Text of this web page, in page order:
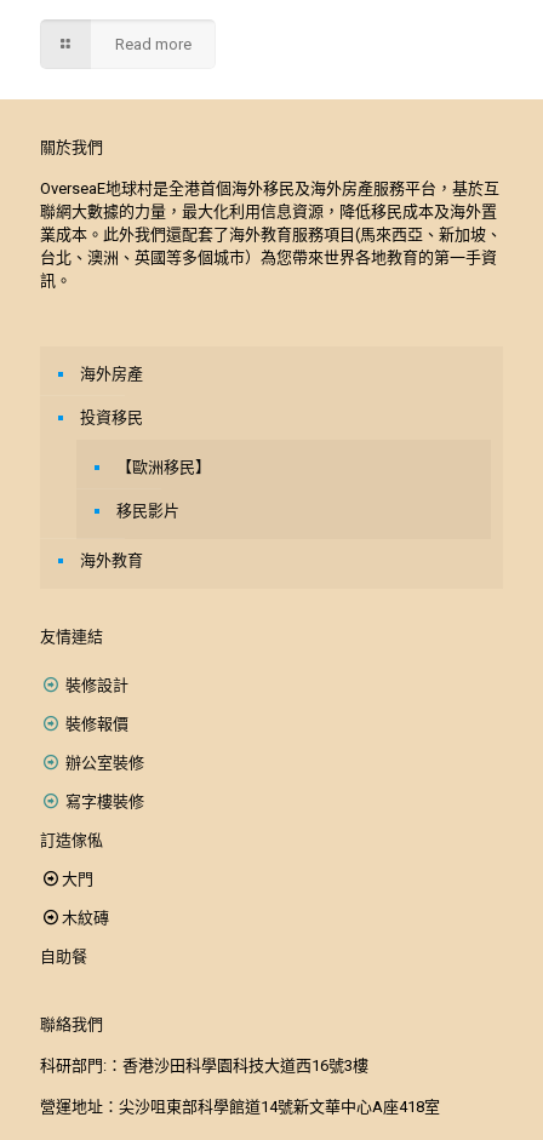
Read more
關於我們
OverseaE地球村是全港首個海外移民及海外房產服務平台，基於互
聯網大數據的力量，最大化利用信息資源，降低移民成本及海外置
業成本。此外我們還配套了海外教育服務項目(馬來西亞、新加坡、
台北、澳洲、英國等多個城市）為您帶來世界各地教育的第一手資
訊。
海外房產
投資移民
【歐洲移民】
移民影片
海外教育
友情連結
裝修設計
裝修報價
辦公室裝修
寫字樓裝修
訂造傢俬
大門
木紋磚
自助餐
聯絡我們
科研部門:：香港沙田科學園科技大道西16號3樓
營運地址：尖沙咀東部科學館道14號新文華中心A座418室